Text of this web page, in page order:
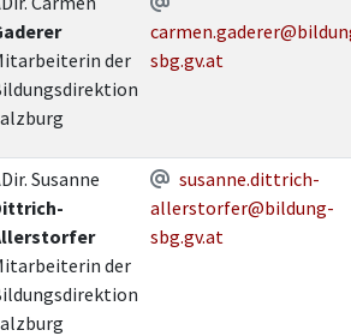
der
sbg.gv.at
Susanne
der
susanne.dittrich-
allerstorfer@bildung-
sbg.gv.at